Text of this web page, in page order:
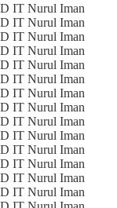
IT Nurul Iman
IT Nurul Iman
IT Nurul Iman
IT Nurul Iman
IT Nurul Iman
IT Nurul Iman
IT Nurul Iman
IT Nurul Iman
IT Nurul Iman
IT Nurul Iman
IT Nurul Iman
IT Nurul Iman
IT Nurul Iman
IT Nurul Iman